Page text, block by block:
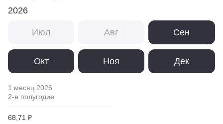
2026
Июл Авг Сен
Окт Ноя Дек
1 месяц 2026
2-е полугодие
68,71 ₽